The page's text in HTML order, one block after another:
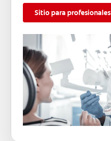
Sitio para profesionales